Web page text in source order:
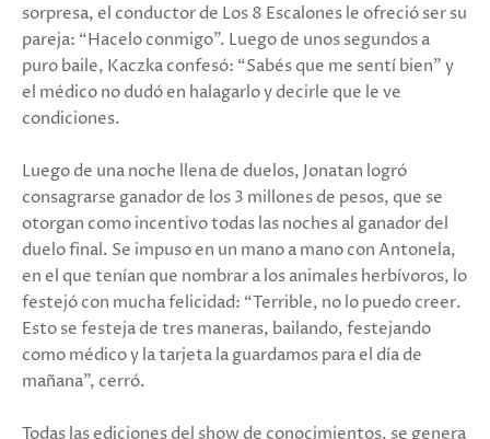
sorpresa, el conductor de Los 8 Escalones le ofreció ser su
pareja: “Hacelo conmigo”. Luego de unos segundos a
puro baile, Kaczka confesó: “Sabés que me sentí bien” y
el médico no dudó en halagarlo y decirle que le ve
condiciones.
Luego de una noche llena de duelos, Jonatan logró
consagrarse ganador de los 3 millones de pesos, que se
otorgan como incentivo todas las noches al ganador del
duelo final. Se impuso en un mano a mano con Antonela,
en el que tenían que nombrar a los animales herbívoros, lo
festejó con mucha felicidad: “Terrible, no lo puedo creer.
Esto se festeja de tres maneras, bailando, festejando
como médico y la tarjeta la guardamos para el día de
mañana”, cerró.
Todas las ediciones del show de conocimientos, se genera